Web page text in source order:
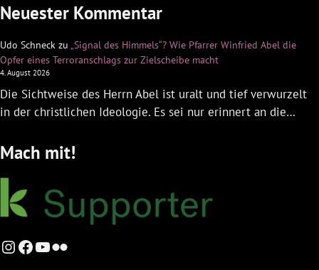
Neuester Kommentar
Udo Schneck zu „Signal des Himmels“? Wie Pfarrer Winfried Abel die
Opfer eines Terroranschlags zur Zielscheibe macht
4. August 2026
Die Sichtweise des Herrn Abel ist uralt und tief verwurzelt
in der christlichen Ideologie. Es sei nur erinnert an die…
Mach mit!
Instagram
Facebook
YouTube
Flickr